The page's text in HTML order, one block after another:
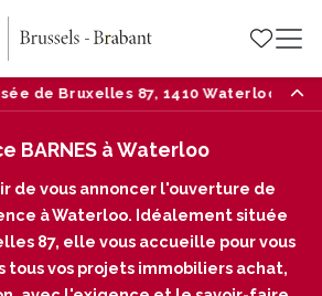
— Tél : 02/242 18 18
BARNES à Waterloo
de vous annoncer l'ouverture de
à Waterloo. Idéalement située
87, elle vous accueille pour vous
tous vos projets immobiliers achat,